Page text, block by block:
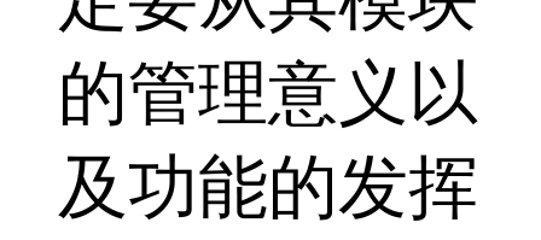
的管理意义以
及功能的发挥